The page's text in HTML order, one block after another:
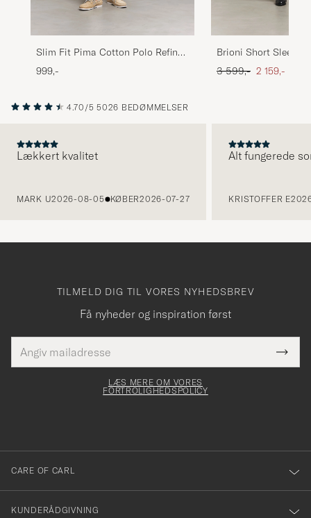
Slim Fit Pima Cotton Polo Refined
Navy
999,-
Brioni Short Sleeve
Polo Beige
Ordinary pris
3 599,- Nedsat pris
2 159,-
4.70/5 5026 BEDØMMELSER
Lækkert kvalitet
MARK U2026-08-05 KØBER2026-07-27
Alt fungerede
KRISTOFFER E
TILMELD DIG TIL VORES NYHEDSBREV
Få nyheder og inspiration først
mailadresse
skal
Tack
för
dig
till
vårt
nyhetsbrev!
LÆS MERE OM VORES
FORTROLIGHEDSPOLICY
CARE OF CARL
KUNDERÅDGIVNING